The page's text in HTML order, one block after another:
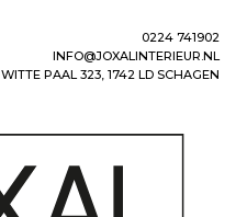
0224 741902
INFO@JOXALINTERIEUR.NL
WITTE PAAL 323, 1742 LD SCHAGEN